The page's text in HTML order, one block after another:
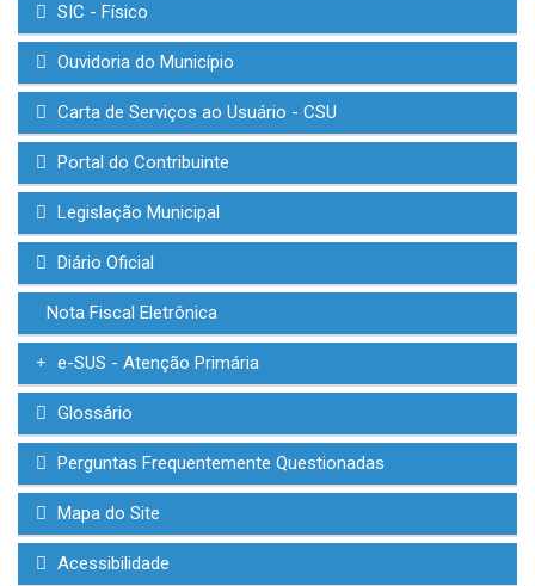
SIC - Físico
Ouvidoria do Município
Carta de Serviços ao Usuário - CSU
Portal do Contribuinte
Legislação Municipal
Diário Oficial
Nota Fiscal Eletrônica
e-SUS - Atenção Primária
Glossário
Perguntas Frequentemente Questionadas
Mapa do Site
Acessibilidade